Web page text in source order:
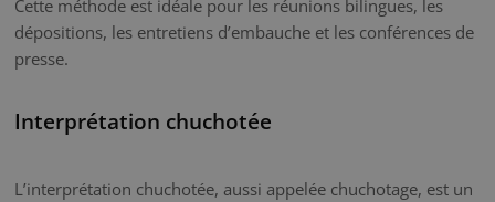
Cette méthode est idéale pour les réunions bilingues, les
dépositions, les entretiens d’embauche et les conférences de
presse.
Interprétation chuchotée
L’interprétation chuchotée, aussi appelée chuchotage, est un